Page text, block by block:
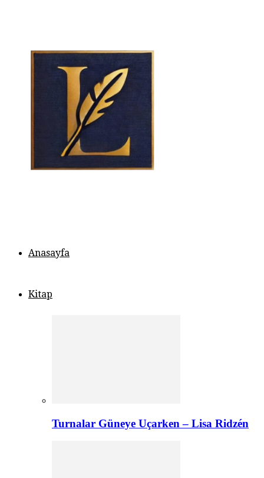
Anasayfa
Kitap
Turnalar Güneye Uçarken – Lisa Ridzén